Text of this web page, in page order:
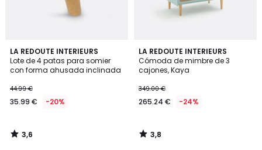
LA REDOUTE INTERIEURS
Lote de 4 patas para somier
con forma ahusada inclinada
44.99 €
35.99 € -20%
3,6
/ 5
3,6
/
LA REDOUTE INTERIEURS
Cómoda de mimbre de 3
cajones, Kaya
349.00 €
265.24 € -24%
3,8
/ 5
3,8
/